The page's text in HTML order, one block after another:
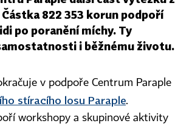
822 353 korun podpoří
po poranění míchy. Ty
i běžnému životu.
v podpoře Centrum Paraple
stíracího losu Paraple.
workshopy a skupinové aktivity